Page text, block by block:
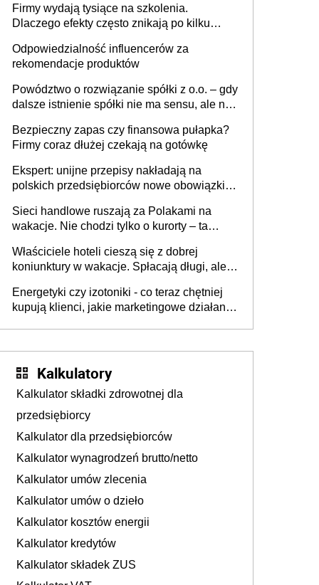
firmie
Firmy wydają tysiące na szkolenia.
Dlaczego efekty często znikają po kilku
Odpowiedzialność influencerów za
rekomendacje produktów
Powództwo o rozwiązanie spółki z o.o. – gdy
dalsze istnienie spółki nie ma sensu, ale nie
Bezpieczny zapas czy finansowa pułapka?
Firmy coraz dłużej czekają na gotówkę
Ekspert: unijne przepisy nakładają na
polskich przedsiębiorców nowe obowiązki w
Sieci handlowe ruszają za Polakami na
wakacje. Nie chodzi tylko o kurorty – ta
tam, gdzie wielu spędzi urlop po cichu
Właściciele hoteli cieszą się z dobrej
koniunktury w wakacje. Spłacają długi, ale
Energetyki czy izotoniki - co teraz chętniej
kupują klienci, jakie marketingowe działania
Kalkulatory
Kalkulator składki zdrowotnej dla
przedsiębiorcy
Kalkulator dla przedsiębiorców
Kalkulator wynagrodzeń brutto/netto
Kalkulator umów zlecenia
Kalkulator umów o dzieło
Kalkulator kosztów energii
Kalkulator kredytów
Kalkulator składek ZUS